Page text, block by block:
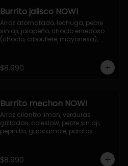
Burrito jalisco NOW!
Arroz atomatado, lechuga, pebre
sin aji, jalapeño, choclo enredoso
(choclo, ciboullete, mayonesa),
$8.990
Burrito mechon NOW!
Arroz cilantro limon, verduras
grilladas, coleslaw, pebre sin aji,
pepinillo, guacamole, porotos
$8.990